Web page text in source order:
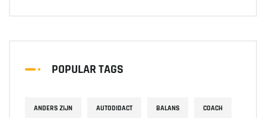
POPULAR TAGS
ANDERS ZIJN AUTODIDACT BALANS COACH